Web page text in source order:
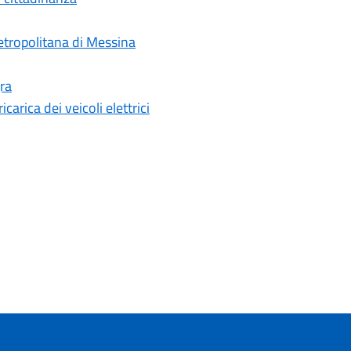
di Messina
dei veicoli elettrici